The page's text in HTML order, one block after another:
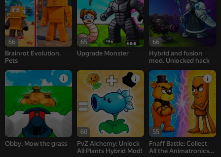
66
Brainrot Evolution.
Pets
65
Upgrade Monster
66
Hybrid and fusion
mod. Unlocked hack
Obby: Mow the grass
60
PvZ Alchemy: Unlock
All Plants Hybrid Mod!
55
Fnaff Battle: Collect
All the Animatronics